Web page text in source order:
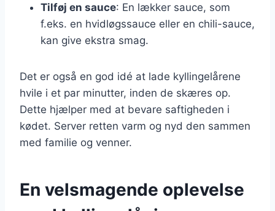
Tilføj en sauce: En lækker sauce, som
f.eks. en hvidløgssauce eller en chili-sauce,
kan give ekstra smag.
Det er også en god idé at lade kyllingelårene
hvile i et par minutter, inden de skæres op.
Dette hjælper med at bevare saftigheden i
kødet. Server retten varm og nyd den sammen
med familie og venner.
En velsmagende oplevelse